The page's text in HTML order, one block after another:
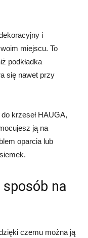
i
miejscu. To
podkładka
się nawet przy
krzeseł HAUGA,
ją na
oparcia lub
na
czemu można ją